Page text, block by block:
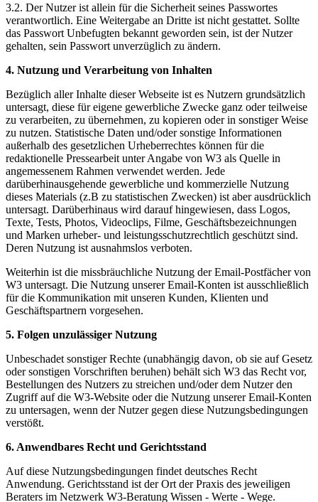
3.2. Der Nutzer ist allein für die Sicherheit seines Passwortes
verantwortlich. Eine Weitergabe an Dritte ist nicht gestattet. Sollte
das Passwort Unbefugten bekannt geworden sein, ist der Nutzer
gehalten, sein Passwort unverzüglich zu ändern.
4. Nutzung und Verarbeitung von Inhalten
Bezüglich aller Inhalte dieser Webseite ist es Nutzern grundsätzlich
untersagt, diese für eigene gewerbliche Zwecke ganz oder teilweise
zu verarbeiten, zu übernehmen, zu kopieren oder in sonstiger Weise
zu nutzen. Statistische Daten und/oder sonstige Informationen
außerhalb des gesetzlichen Urheberrechtes können für die
redaktionelle Pressearbeit unter Angabe von W3 als Quelle in
angemessenem Rahmen verwendet werden. Jede
darüberhinausgehende gewerbliche und kommerzielle Nutzung
dieses Materials (z.B zu statistischen Zwecken) ist aber ausdrücklich
untersagt. Darüberhinaus wird darauf hingewiesen, dass Logos,
Texte, Tests, Photos, Videoclips, Filme, Geschäftsbezeichnungen
und Marken urheber- und leistungsschutzrechtlich geschützt sind.
Deren Nutzung ist ausnahmslos verboten.
Weiterhin ist die missbräuchliche Nutzung der Email-Postfächer von
W3 untersagt. Die Nutzung unserer Email-Konten ist ausschließlich
für die Kommunikation mit unseren Kunden, Klienten und
Geschäftspartnern vorgesehen.
5. Folgen unzulässiger Nutzung
Unbeschadet sonstiger Rechte (unabhängig davon, ob sie auf Gesetz
oder sonstigen Vorschriften beruhen) behält sich W3 das Recht vor,
Bestellungen des Nutzers zu streichen und/oder dem Nutzer den
Zugriff auf die W3-Website oder die Nutzung unserer Email-Konten
zu untersagen, wenn der Nutzer gegen diese Nutzungsbedingungen
verstößt.
6. Anwendbares Recht und Gerichtsstand
Auf diese Nutzungsbedingungen findet deutsches Recht
Anwendung. Gerichtsstand ist der Ort der Praxis des jeweiligen
Beraters im Netzwerk W3-Beratung Wissen - Werte - Wege.